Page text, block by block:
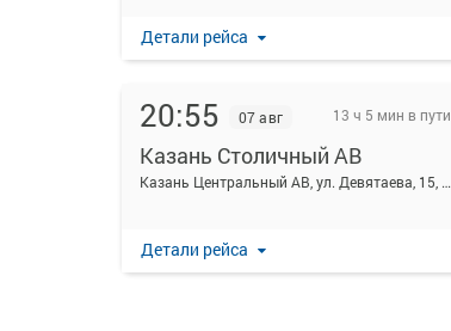
Детали рейса
20:55 07 авг 13 ч 5 мин в пути
Казань Столичный АВ
Казань Центральный АВ, ул. Девятаева, 15, Казань
Детали рейса